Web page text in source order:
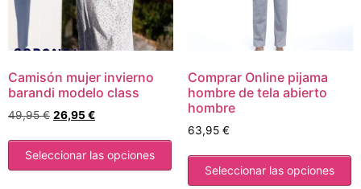
Camisón mujer invierno
barandi modelo class
49,95€ 26,95€
Seleccionar las opciones
Comprar Online pijama
hombre de tela abierto
hombre
63,95 €
Seleccionar las opciones